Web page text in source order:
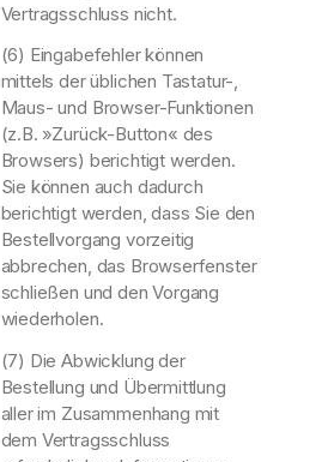
Vertragsschluss nicht.
(6) Eingabefehler können
mittels der üblichen Tastatur-,
Maus- und Browser-Funktionen
(z.B. »Zurück-Button« des
Browsers) berichtigt werden.
Sie können auch dadurch
berichtigt werden, dass Sie den
Bestellvorgang vorzeitig
abbrechen, das Browserfenster
schließen und den Vorgang
wiederholen.
(7) Die Abwicklung der
Bestellung und Übermittlung
aller im Zusammenhang mit
dem Vertragsschluss